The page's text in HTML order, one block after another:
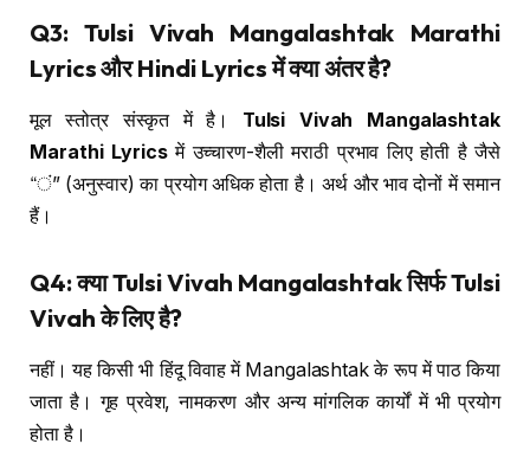
Q3: Tulsi Vivah Mangalashtak Marathi
Lyrics और Hindi Lyrics में क्या अंतर है?
मूल स्तोत्र संस्कृत में है। Tulsi Vivah Mangalashtak
Marathi Lyricsमें उच्चारण-शैली मराठी प्रभाव लिए होती है जैसे
“ं” (अनुस्वार) का प्रयोग अधिक होता है। अर्थ और भाव दोनों में समान
हैं।
Q4: क्या Tulsi Vivah Mangalashtak सिर्फ Tulsi
Vivah के लिए है?
नहीं। यह किसी भी हिंदू विवाह में Mangalashtak के रूप में पाठ किया
जाता है। गृह प्रवेश, नामकरण और अन्य मांगलिक कार्यों में भी प्रयोग
होता है।